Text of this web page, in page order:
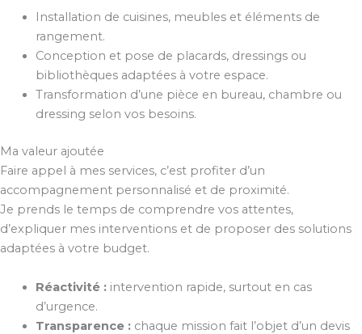
Installation de cuisines, meubles et éléments de
rangement.
Conception et pose de placards, dressings ou
bibliothèques adaptées à votre espace.
Transformation d’une pièce en bureau, chambre ou
dressing selon vos besoins.
Ma valeur ajoutée
Faire appel à mes services, c’est profiter d’un
accompagnement personnalisé et de proximité.
Je prends le temps de comprendre vos attentes,
d’expliquer mes interventions et de proposer des solutions
adaptées à votre budget.
Réactivité :intervention rapide, surtout en cas
d’urgence.
Transparence :chaque mission fait l’objet d’un devis